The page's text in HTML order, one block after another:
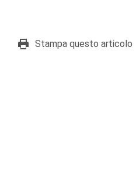
Stampa questo articolo